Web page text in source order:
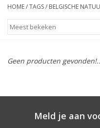
Over ons
Blog
HOME/TAGS/ BELGISCHE
Geen producten
Meld je aan